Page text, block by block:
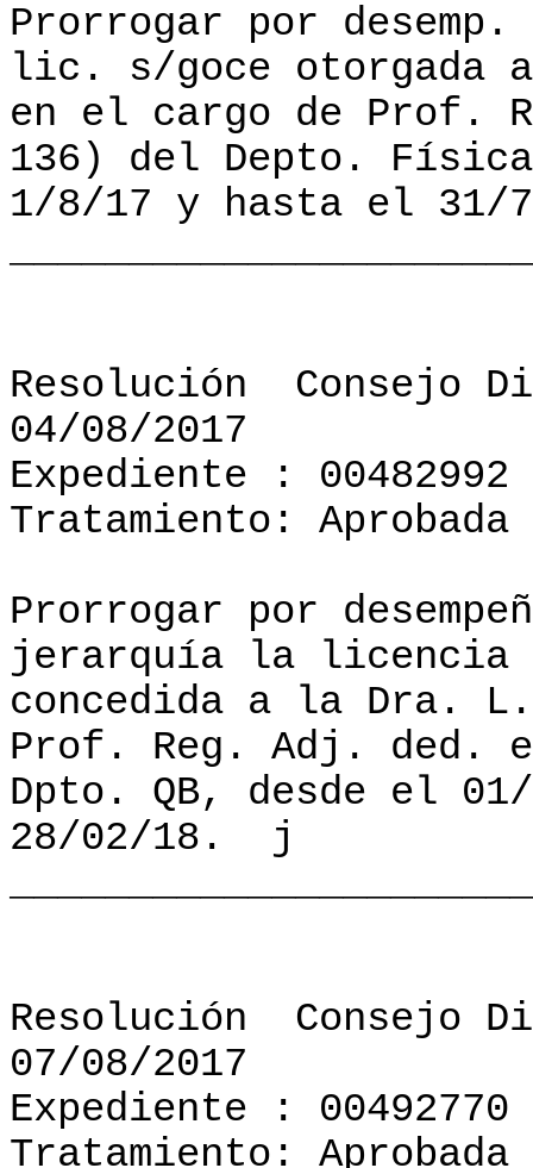
Prorrogar por
lic. s/goce otorgada
en el cargo de Prof.
136) del Depto.
1/8/17 y hasta el 31/
Resolución
Consejo
04/08/2017
Expediente : 00482992
Tratamiento: Aprobada
Prorrogar por
jerarquía la licencia
concedida a la Dra.
Prof. Reg. Adj. ded.
Dpto. QB, desde el
28/02/18.
j
Resolución
Consejo
07/08/2017
Expediente : 00492770
Tratamiento: Aprobada